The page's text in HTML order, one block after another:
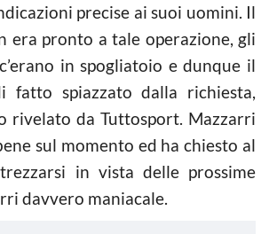
precise ai suoi uomini. Il
era pronto a tale operazione, gli
in spogliatoio e dunque il
fatto spiazzato dalla richiesta,
rivelato da Tuttosport. Mazzarri
sul momento ed ha chiesto al
in vista delle prossime
davvero maniacale.